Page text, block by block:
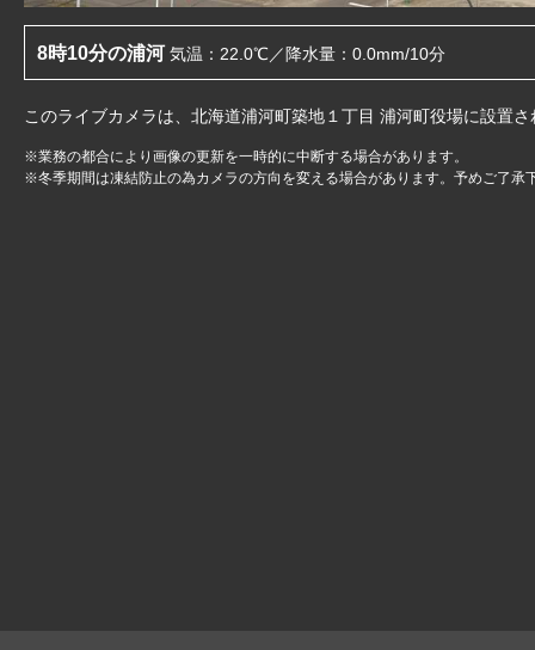
8時10分の浦河 気温： 22.0℃ 降水量： 0.0mm/10分
このライブカメラは、北海道浦河町築地１丁目 浦河町役場に設置
※業務の都合により画像の更新を一時的に中断する場合があります。
※冬季期間は凍結防止の為カメラの方向を変える場合があります。予めご了承